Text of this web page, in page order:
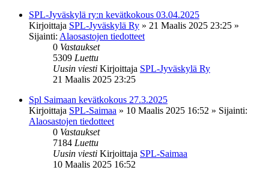
SPL-Jyväskylä ry:n kevätkokous 03.04.2025
Kirjoittaja SPL-Jyväskylä Ry » 21 Maalis 2025 23:25 »
Sijainti: Alaosastojen tiedotteet
0 Vastaukset
5309 Luettu
Uusin viesti Kirjoittaja SPL-Jyväskylä Ry
21 Maalis 2025 23:25
Spl Saimaan kevätkokous 27.3.2025
Kirjoittaja SPL-Saimaa » 10 Maalis 2025 16:52 » Sijainti:
Alaosastojen tiedotteet
0 Vastaukset
7184 Luettu
Uusin viesti Kirjoittaja SPL-Saimaa
10 Maalis 2025 16:52